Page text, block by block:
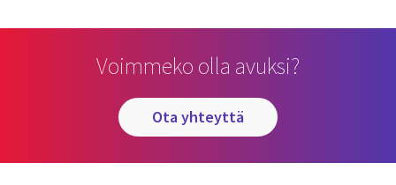
Voimmeko olla avuksi?
ota yhteyttä